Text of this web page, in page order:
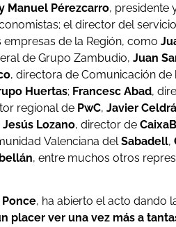
Manuel Pérezcarro, presidente
el director del
de la Región, como
de Grupo Zambudio, Juan
, directora de Comunicación de
Huertas; Francesc Abad,
regional de PwC, Javier
Jesús Lozano, director de
Valenciana delSabadell,
, entre muchos otros
Ponce, ha abierto el acto dando
placer ver una vez más a